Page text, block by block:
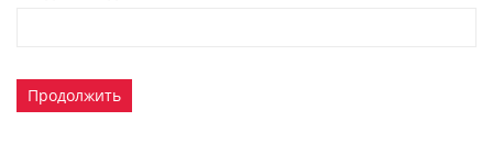
Продолжить